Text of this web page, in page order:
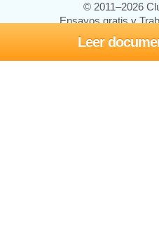
Leer
© 2011–2026
Ensayos gratis y